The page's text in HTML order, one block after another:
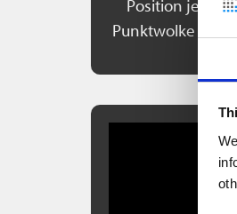
Position jeder
Punktwolke